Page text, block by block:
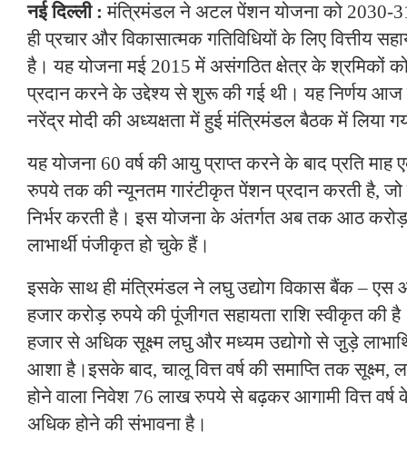
नई दिल्ली : मंत्रिमंडल ने अटल पेंशन योजना को 2030-
ही प्रचार और विकासात्मक गतिविधियों के लिए वित्तीय
है। यह योजना मई 2015 में असंगठित क्षेत्र के श्रमिकों को
प्रदान करने के उद्देश्य से शुरू की गई थी। यह निर्णय आज
नरेंद्र मोदी की अध्यक्षता में हुई मंत्रिमंडल बैठक में लिया
यह योजना 60 वर्ष की आयु प्राप्त करने के बाद प्रति माह
रुपये तक की न्यूनतम गारंटीकृत पेंशन प्रदान करती है, जो
निर्भर करती है। इस योजना के अंतर्गत अब तक आठ
लाभार्थी पंजीकृत हो चुके हैं।
इसके साथ ही मंत्रिमंडल ने लघु उद्योग विकास बैंक – एस
हजार करोड़ रुपये की पूंजीगत सहायता राशि स्वीकृत की
हजार से अधिक सूक्ष्म लघु और मध्यम उद्योगो से जु़ड़े
आशा है।इसके बाद, चालू वित्त वर्ष की समाप्ति तक सूक्ष्म,
होने वाला निवेश 76 लाख रुपये से बढ़कर आगामी वित्त
अधिक होने की संभावना है।